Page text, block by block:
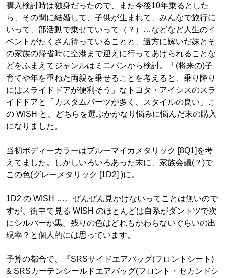
購入検討時は独身だったので、また今後10年乗るとした
ら、その間に結婚して、子供が生まれて、みんなで旅行に
いって、部活動で乗せていって（？）…などなど人生のイ
ベントがたくさん待っていることと、遠方に嫁いだ妹とそ
の家族の帰省時に空港まで迎えに行ってあげられることな
どをふまえてジャンルはミニバンから検討。「(将来の)子
育てや年を重ねた両親を乗せることを考えると、乗り降り
にはスライドドアが便利そう」なトヨタ・アイシスのスラ
イドドアと「カスタムパーツが多く、スタイルの良い」こ
の WISH と、どちらを選ぶかかなり悩みに悩んだ末の購入
になりました。
当初ボディーカラーはブルーマイカメタリック [8Q1]を考
えてました。しかしいろいろあった末に、家族会議(？)で
この色(グレーメタリック [1D2] )に。
1D2 の WISH …。ぜんぜん見かけないってことは無いので
すが、街中で見る WISH のほとんどは白系がダントツで次
にシルバーか黒。残りの色はどれもかわらないぐらいの出
現率？と個人的には思っています。
予算の都合で、『SRSサイドエアバッグ(フロントシート)
& SRSカーテンシールドエアバッグ(フロント・セカンドシ